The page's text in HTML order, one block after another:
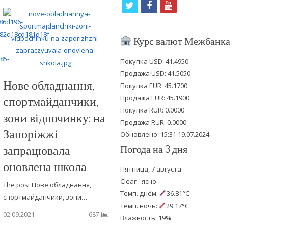
Нове обладнання,
спортмайданчики,
зони відпочинку: на
Запоріжжі
запрацювала
оновлена школа
The post Нове обладнання,
спортмайданчики, зони…
02.09.2021
687
i
t
e
r
f
c
b
o
o
k
y
u
u
b
e
Курс валют Межбанка
Покупка USD: 41.4950
Продажа USD: 41.5050
Покупка EUR: 45.1700
Продажа EUR: 45.1900
Покупка RUR: 0.0000
Продажа RUR: 0.0000
Обновлено: 15:31 19.07.2024
Погода на 3 дня
Пятница, 7 августа
Clear - ясно
Темп. днём:
36.81°C
Темп. ночь:
29.17°C
Влажность: 19%